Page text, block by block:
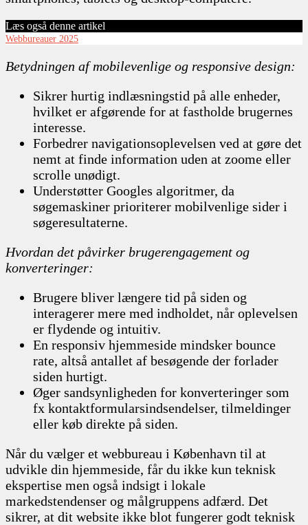
Læs også denne artikel
Webbureauer 2025
Betydningen af mobilevenlige og responsive design:
Sikrer hurtig indlæsningstid på alle enheder,
hvilket er afgørende for at fastholde brugernes
interesse.
Forbedrer navigationsoplevelsen ved at gøre det
nemt at finde information uden at zoome eller
scrolle unødigt.
Understøtter Googles algoritmer, da
søgemaskiner prioriterer mobilvenlige sider i
søgeresultaterne.
Hvordan det påvirker brugerengagement og
konverteringer:
Brugere bliver længere tid på siden og
interagerer mere med indholdet, når oplevelsen
er flydende og intuitiv.
En responsiv hjemmeside mindsker bounce
rate, altså antallet af besøgende der forlader
siden hurtigt.
Øger sandsynligheden for konverteringer som
fx kontaktformularsindsendelser, tilmeldinger
eller køb direkte på siden.
Når du vælger et webbureau i København til at
udvikle din hjemmeside, får du ikke kun teknisk
ekspertise men også indsigt i lokale
markedstendenser og målgruppens adfærd. Det
sikrer, at dit website ikke blot fungerer godt teknisk